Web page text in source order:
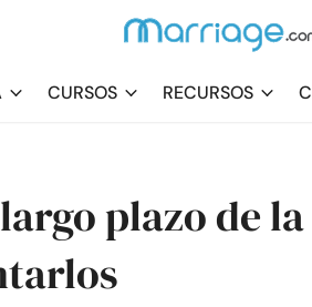
CURSOS RECURSOS
plazo de la